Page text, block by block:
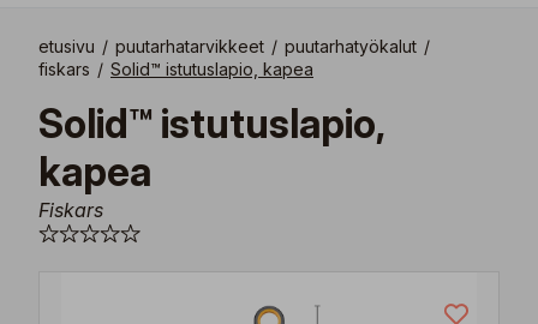
etusivu / puutarhatarvikkeet / puutarhatyökalut /
fiskars / Solid™ istutuslapio, kapea
Solid™ istutuslapio,
kapea
Fiskars